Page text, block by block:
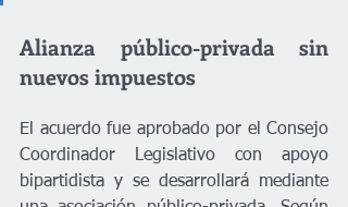
Alianza público-privada sin
nuevos impuestos
El acuerdo fue aprobado por el Consejo
Coordinador Legislativo con apoyo
bipartidista y se desarrollará mediante